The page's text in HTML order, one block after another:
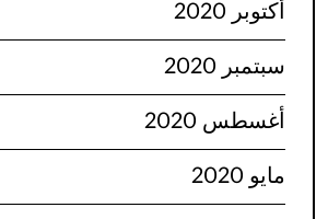
أكتوبر 2020
سبتمبر 2020
أغسطس 2020
مايو 2020